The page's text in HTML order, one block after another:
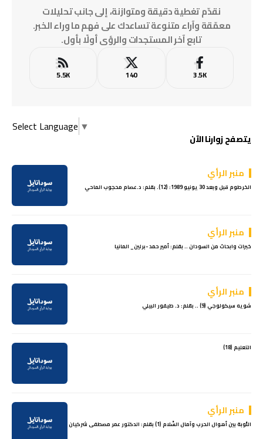
نقدّم تغطية دقيقة ومتوازنة، إلى جانب تحليلات
معمّقة وآراء متنوعة تساعدك على فهم ما وراء الخبر.
تابع آخر المستجدات والرؤى أولًا بأول.
3.5K
140
5.5K
Select Language ▼
يتصفح زوارنا الآن
منبر الرأي
الخرطوم قبل وبعد 30 يونيو 1989: (12). بقلم: د.عصام محجوب الماحي
منبر الرأي
خبرات وابحاث من السودان .. بقلم: أمير حمد -برلين_ المانيا
منبر الرأي
شويه سيكولوجي (9) .. بقلم: د. طيفور البيلي
التعليم (18)
منبر الرأي
النُّوبة بين أهوال الحرب وآمال السَّلام (1) بقلم: الدكتور عمر مصطفى شركيان